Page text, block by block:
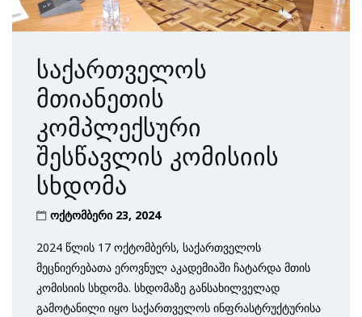
საქართველოს
მთიანეთის
კომპლექსური
შესწავლის კომისიის
სხდომა
ოქტომბერი 23, 2024
2024 წლის 17 ოქტომბერს, საქართველოს
მეცნიერებათა ეროვნულ აკადემიაში ჩატარდა მთის
კომისიის სხდომა. სხდომაზე განსახილველად
გამოტანილი იყო საქართველოს ინფრასტრუქტურისა